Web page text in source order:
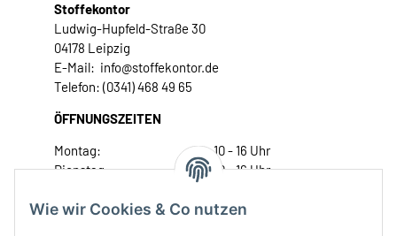
Wie wir Cookies & Co nutzen
Stoffekontor
Ludwig-Hupfeld-Straße 30
04178 Leipzig
E-Mail: info@stoffekontor.de
Telefon: (0341) 468 49 65
ÖFFNUNGSZEITEN
Montag:
10 - 16 Uhr
Dienstag:
10 - 16 Uhr
Donnerstag:
10 - 18 Uhr